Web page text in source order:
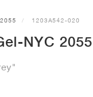
2055 1203A542-020
NYC 2055